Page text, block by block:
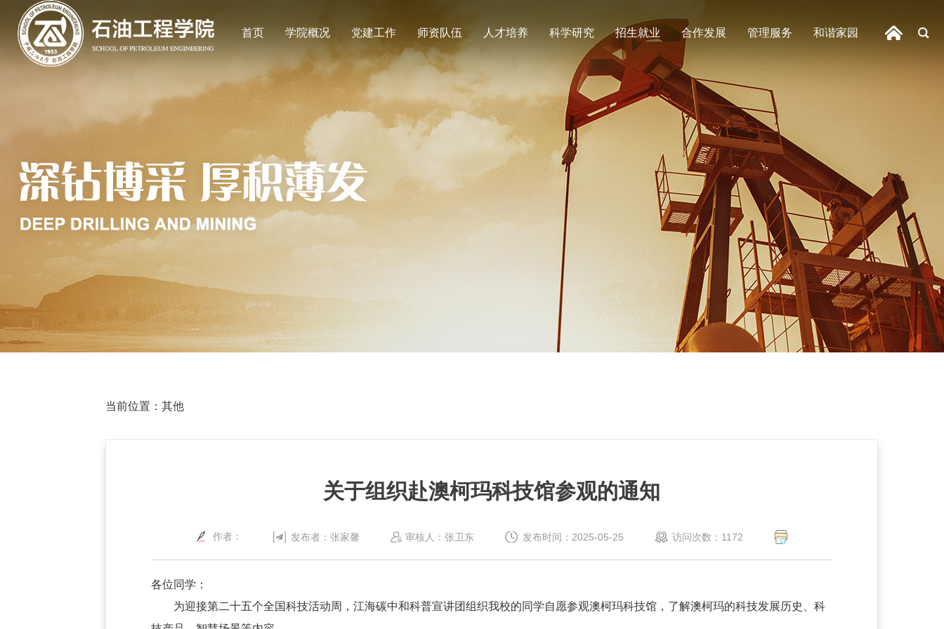
首页 学院概况 党建工作 师资队伍 人才培养 科学研究 招生就业 合作发展 管理服务 和谐家园
当前位置： 其他
关于组织赴澳柯玛科技馆参观的通知
作者： 发布者：张家馨 审核人：张卫东 发布时间：2025-05-25 访问次数： 1172
各位同学：
为迎接第二十五个全国科技活动周，江海碳中和科普宣讲团组织我校的同学自愿参观澳柯玛科技馆，了解澳柯玛的科技发展历史、科